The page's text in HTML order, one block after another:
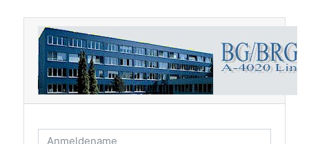
Anmeldename